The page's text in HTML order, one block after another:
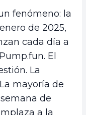
fenómeno: la
de 2025,
cada día a
El
La
mayoría de
de
a la